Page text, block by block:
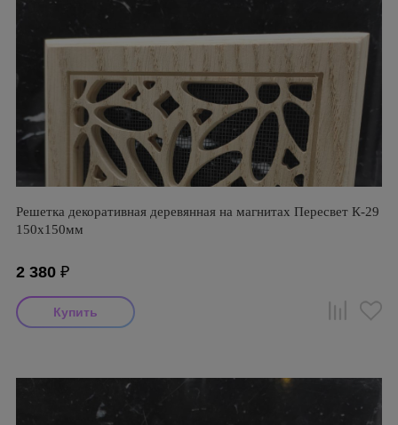
Решетка декоративная деревянная на магнитах Пересвет К-29
150х150мм
2 380 ₽